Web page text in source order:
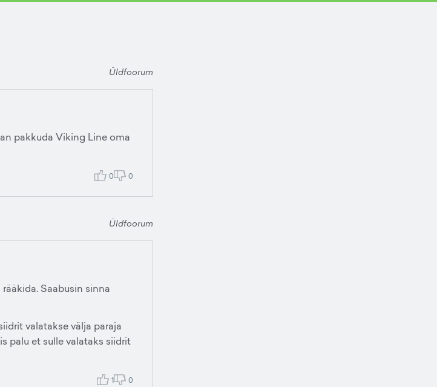
Üldfoorum
pakkuda Viking Line oma
0 0
Üldfoorum
Saabusin sinna
valatakse välja paraja
palu et sulle valataks siidrit
1 0